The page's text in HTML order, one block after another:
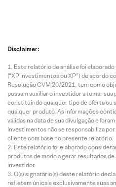
Disclaimer:
Este relatório de análise foi
(“XP Investimentos ou XP”) de acordo
Resolução CVM 20/2021, tem como
possam auxiliar o investidor a tomar
constituindo qualquer tipo de oferta ou
qualquer produto. As informações
válidas na data de sua divulgação e
Investimentos não se responsabiliza
cliente com base no presente relatório.
Este relatório foi elaborado
produtos de modo a gerar resultados
investidor.
O(s) signatário(s) deste relatório
refletem única e exclusivamente suas